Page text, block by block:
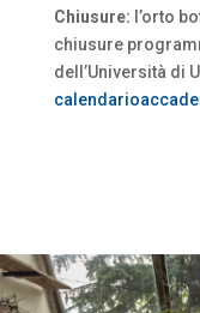
Chiusure: l’orto
chiusure
dell’Università di